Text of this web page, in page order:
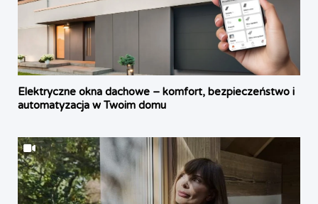
Elektryczne okna dachowe – komfort, bezpieczeństwo i
automatyzacja w Twoim domu